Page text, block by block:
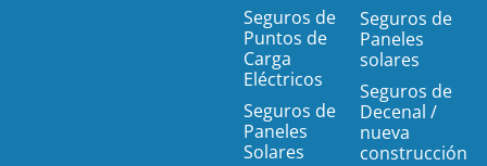
Seguros de
Puntos de
Carga
Eléctricos
Seguros de
Paneles
Solares
Seguros de
Paneles
solares
Seguros de
Decenal /
nueva
construcción